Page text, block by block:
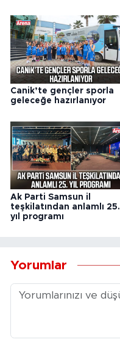
Canik’te gençler sporla
geleceğe hazırlanıyor
Ak Parti Samsun il
teşkilatından anlamlı 25.
yıl programı
Yorumlar